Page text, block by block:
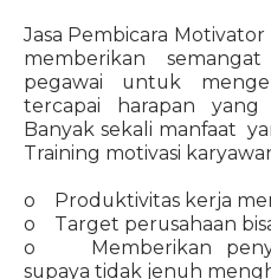
Jasa Pembicara
memberikan
pegawai untuk
tercapai harapan yang
Banyak sekali manfaat
Training motivasi
o Produktivitas kerja
o Target perusahaan
o Memberikan
supaya tidak jenuh